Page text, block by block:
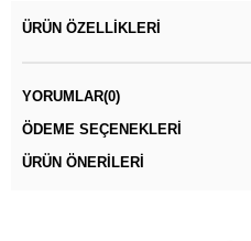
ÜRÜN ÖZELLIKLERI
YORUMLAR(0)
ÖDEME SEÇENEKLERI
ÜRÜN ÖNERILERI